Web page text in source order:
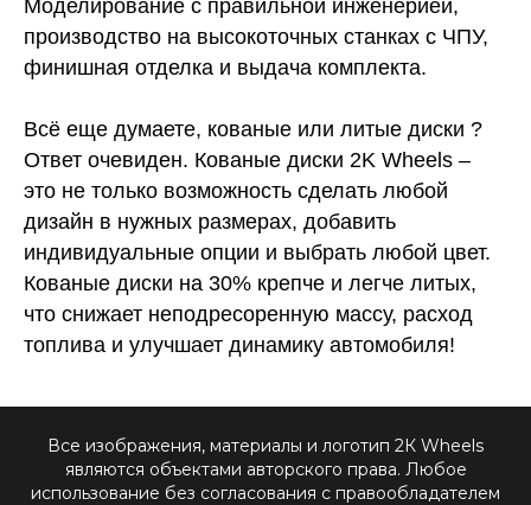
Моделирование с правильной инженерией,
производство на высокоточных станках с ЧПУ,
финишная отделка и выдача комплекта.
Всё еще думаете, кованые или литые диски ?
Ответ очевиден. Кованые диски 2K Wheels –
это не только возможность сделать любой
дизайн в нужных размерах, добавить
индивидуальные опции и выбрать любой цвет.
Кованые диски на 30% крепче и легче литых,
что снижает неподресоренную массу, расход
топлива и улучшает динамику автомобиля!
Все изображения, материалы и логотип 2К Wheels
являются объектами авторского права. Любое
использование без согласования с правообладателем